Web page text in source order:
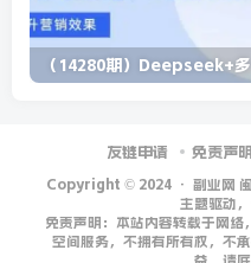
友链申请 免责声明
Copyright © 2024 · 副业网
主题驱动
免责声明：本站内容转载于网
空间服务，不拥有所有权，不